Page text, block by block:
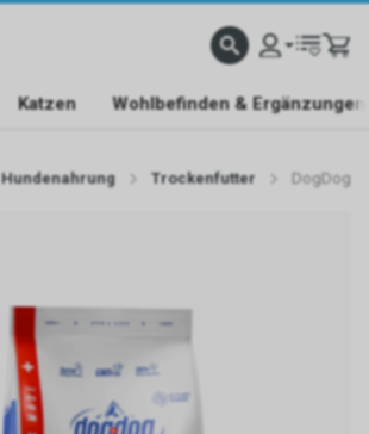
Katzen Wohlbefinden & Ergänzungen
Hundenahrung Trockenfutter DogDog